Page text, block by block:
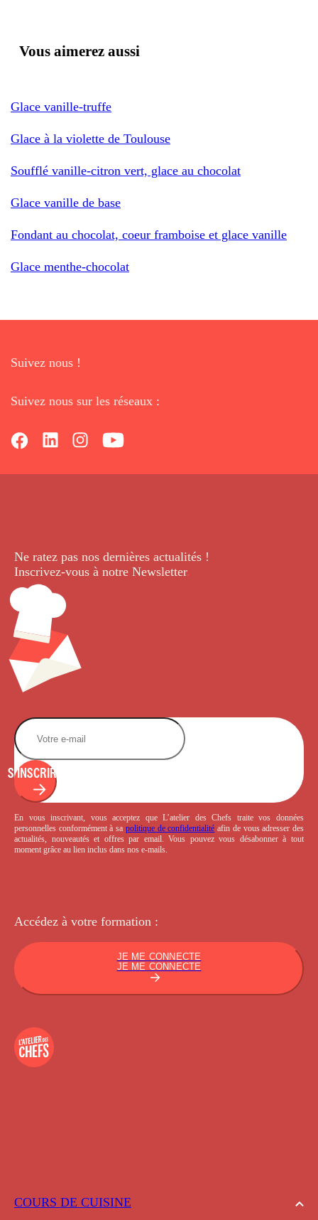
Vous aimerez aussi
Glace vanille-truffe
Glace à la violette de Toulouse
Soufflé vanille-citron vert, glace au chocolat
Glace vanille de base
Fondant au chocolat, coeur framboise et glace vanille
Glace menthe-chocolat
Suivez nous !
Suivez nous sur les réseaux :
COURS DE CUISINE
Ne ratez pas nos dernières actualités !
Inscrivez-vous à notre Newsletter.
S'INSCRIRE
En vous inscrivant, vous acceptez que L’atelier des Chefs traite vos données
personnelles conformément à sa politique de confidentialité afin de vous adresser des
actualités, nouveautés et offres par email. Vous pouvez vous désabonner à tout
moment grâce au lien inclus dans nos e-mails.
Accédez à votre formation :
JE ME CONNECTE
JE ME CONNECTE